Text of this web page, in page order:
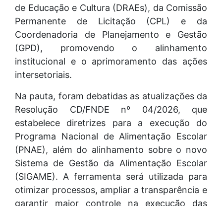
de Educação e Cultura (DRAEs), da Comissão
Permanente de Licitação (CPL) e da
Coordenadoria de Planejamento e Gestão
(GPD), promovendo o alinhamento
institucional e o aprimoramento das ações
intersetoriais.
Na pauta, foram debatidas as atualizações da
Resolução CD/FNDE nº 04/2026, que
estabelece diretrizes para a execução do
Programa Nacional de Alimentação Escolar
(PNAE), além do alinhamento sobre o novo
Sistema de Gestão da Alimentação Escolar
(SIGAME). A ferramenta será utilizada para
otimizar processos, ampliar a transparência e
garantir maior controle na execução das